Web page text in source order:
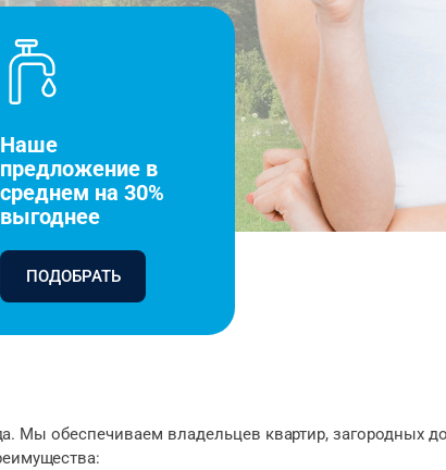
Наше
предложение в
среднем на 30%
выгоднее
ПОДОБРАТЬ
Мы обеспечиваем владельцев квартир, загородных